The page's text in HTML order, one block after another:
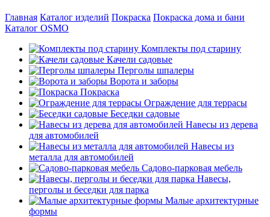
Главная Каталог изделий Покраска Покраска дома и бани
Каталог OSMO
Комплекты под старину
Качели садовые
Перголы шпалеры
Ворота и заборы
Покраска
Ограждение для террасы
Беседки садовые
Навесы из дерева
для автомобилей
Навесы из
металла для автомобилей
Садово-парковая мебель
Навесы,
перголы и беседки для парка
Малые архитектурные
формы